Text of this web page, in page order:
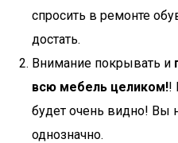
спросить в ремонте
достать.
Внимание покрывать и
всю мебель целиком!!
будет очень видно! Вы
однозначно.